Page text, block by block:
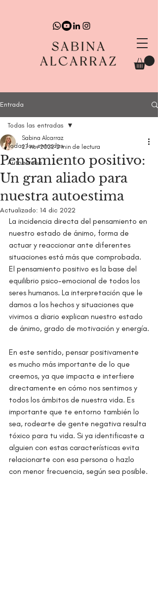
Entrada
Todas las entradas
Autoestima
Todas las entradas
Pensamiento positivo:
Un gran aliado para
nuestra autoestima
Sabina Alcarraz
27 nov 2022 2 min de lectura
Actualizado: 14 dic 2022
La incidencia directa del pensamiento en
nuestro estado de ánimo, forma de
actuar y reaccionar ante diferentes
situaciones está más que comprobada.
El pensamiento positivo es la base del
equilibrio psico-emocional de todos los
seres humanos. La interpretación que le
damos a los hechos y situaciones que
vivimos a diario explican nuestro estado
de ánimo, grado de motivación y energía.
En este sentido, pensar positivamente
es mucho más importante de lo que
creemos, ya que impacta e interfiere
directamente en cómo nos sentimos y
todos los ámbitos de nuestra vida. Es
importante que te entorno también lo
sea, rodearte de gente negativa resulta
tóxico para tu vida. Si ya identificaste a
alguien con estas características evita
relacionarte con esa persona o hazlo
con menor frecuencia, según sea posible.